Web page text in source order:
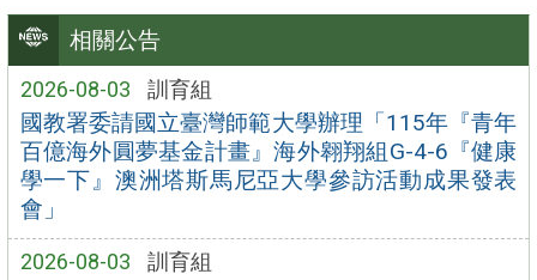
相關公告
2026-08-03 訓育組
國教署委請國立臺灣師範大學辦理「115年『青年
百億海外圓夢基金計畫』海外翱翔組G-4-6『健康
學一下』澳洲塔斯馬尼亞大學參訪活動成果發表
會」
2026-08-03 訓育組